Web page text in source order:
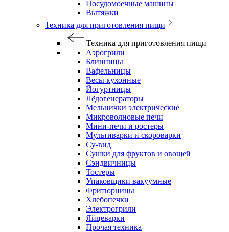
Посудомоечные машины
Вытяжки
Техника для приготовления пищи
Техника для приготовления пищи
Аэрогрили
Блинницы
Вафельницы
Весы кухонные
Йогуртницы
Лёдогенераторы
Мельнички электрические
Микроволновые печи
Мини-печи и ростеры
Мультиварки и скороварки
Су-вид
Сушки для фруктов и овощей
Сэндвичницы
Тостеры
Упаковщики вакуумные
Фритюрницы
Хлебопечки
Электрогрили
Яйцеварки
Прочая техника